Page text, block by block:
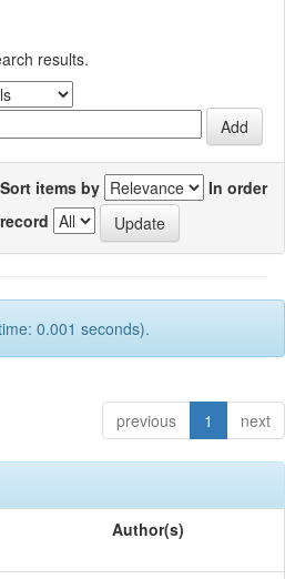
results.
Sort items by
In order
0.001 seconds).
previous 1 next
Author(s)